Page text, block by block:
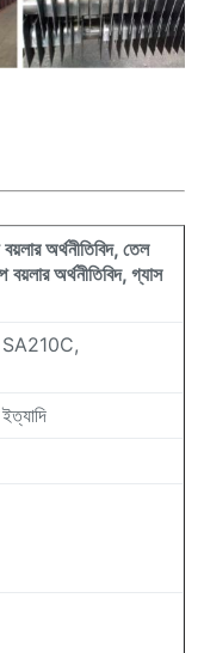
অর্থনীতিবিদ, তেল
বয়লার অর্থনীতিবিদ, গ্যাস
SA210C,